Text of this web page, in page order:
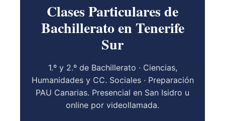
Clases Particulares de
Bachillerato en Tenerife
Sur
1.º y 2.º de Bachillerato · Ciencias,
Humanidades y CC. Sociales · Preparación
PAU Canarias. Presencial en San Isidro u
online por videollamada.